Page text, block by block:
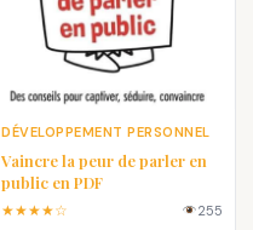
DÉVELOPPEMENT PERSONNEL
Vaincre la peur de parler en
public en PDF
★★★★☆ 255